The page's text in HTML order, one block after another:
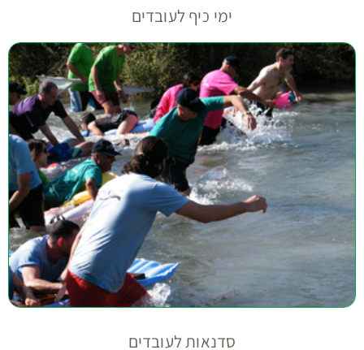
ימי כיף לעובדים
סדנאות לעובדים